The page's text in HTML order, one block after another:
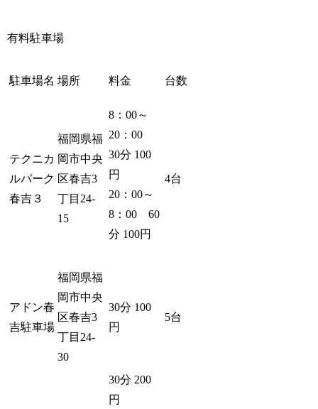
有料駐車場
駐車場名 場所 料金 台数
テクニカ
ルパーク
春吉３
福岡県福
岡市中央
区春吉3
丁目24-
15
8：00～
20：00
30分 100
円
20：00～
8：00 60
分 100円
4台
アドン春
吉駐車場
福岡県福
岡市中央
区春吉3
丁目24-
30
30分 100
円
5台
30分 200
円